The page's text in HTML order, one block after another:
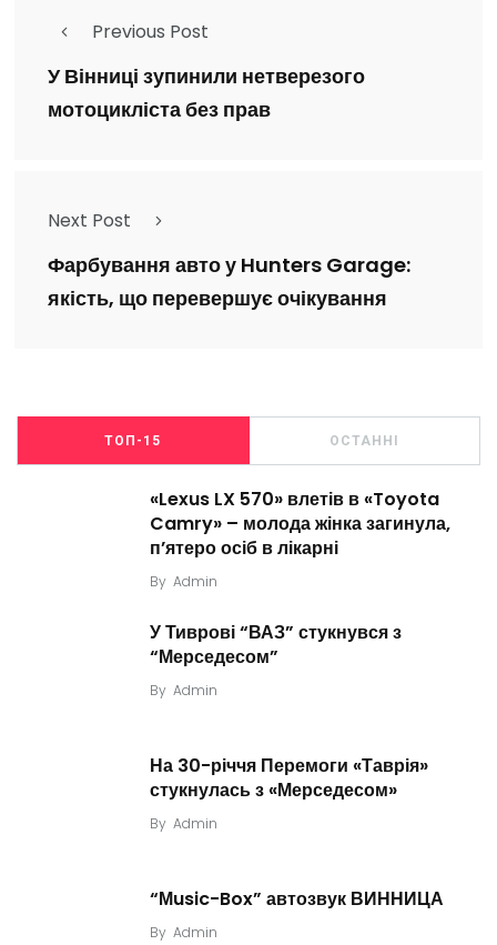
Previous Post
У Вінниці зупинили нетверезого
мотоцикліста без прав
Next Post
Фарбування авто у Hunters Garage:
якість, що перевершує очікування
ТОП-15 ОСТАННІ
«Lexus LX 570» влетів в «Toyota
Camry» – молода жінка загинула,
п’ятеро осіб в лікарні
By Admin
У Тиврові “ВАЗ” стукнувся з
“Мерседесом”
By Admin
На 30-річчя Перемоги «Таврія»
стукнулась з «Мерседесом»
By Admin
“Мusic-Box” автозвук ВИННИЦА
By Admin